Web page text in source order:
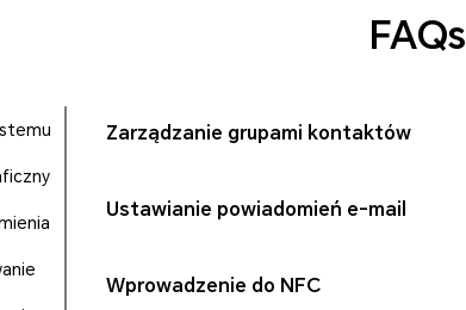
FAQs
Zarządzanie grupami kontaktów
Ustawianie powiadomień e-mail
Wprowadzenie do NFC